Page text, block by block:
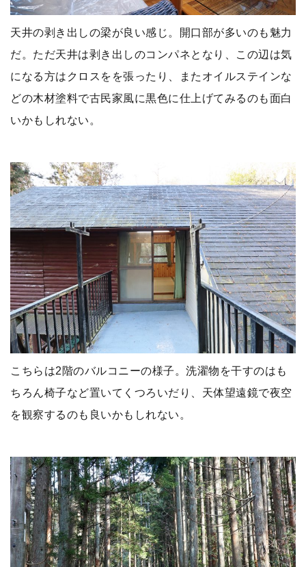
天井の剥き出しの梁が良い感じ。開口部が多いのも魅力
だ。ただ天井は剥き出しのコンパネとなり、この辺は気
になる方はクロスをを張ったり、またオイルステインな
どの木材塗料で古民家風に黒色に仕上げてみるのも面白
いかもしれない。
こちらは2階のバルコニーの様子。洗濯物を干すのはも
ちろん椅子など置いてくつろいだり、天体望遠鏡で夜空
を観察するのも良いかもしれない。